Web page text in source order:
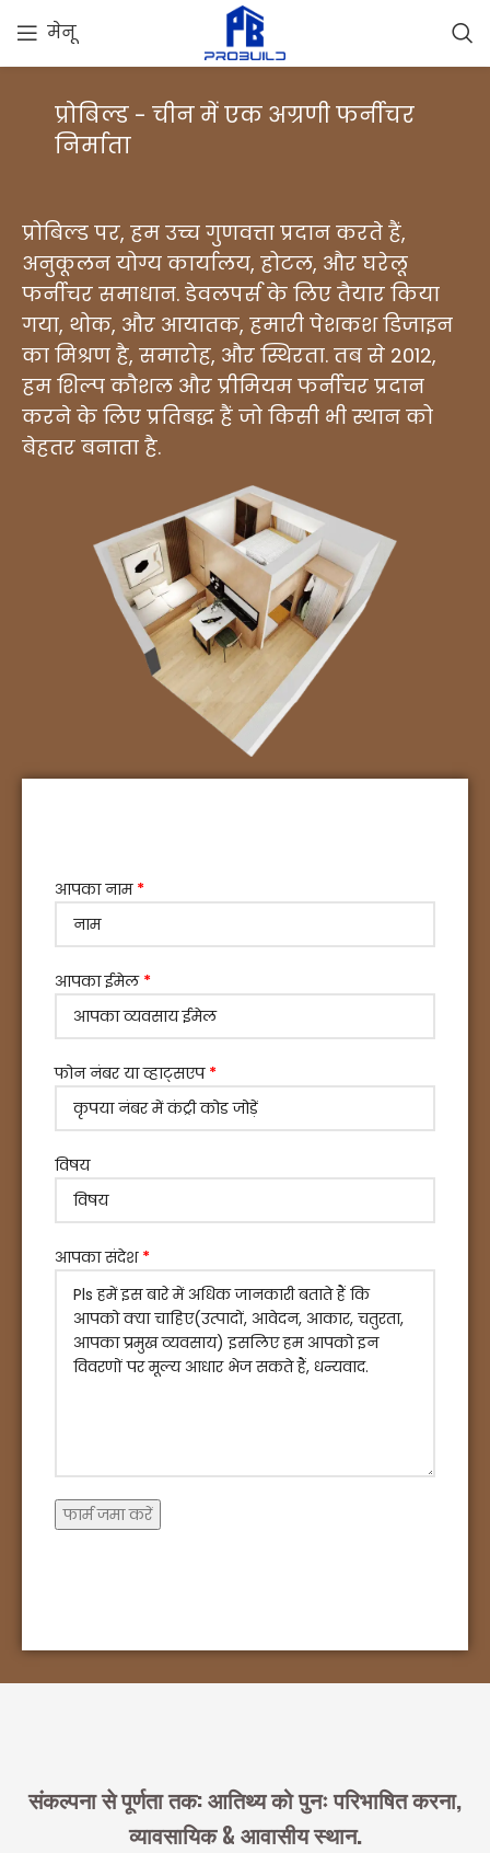
मेनू
प्रोबिल्ड - चीन में एक अग्रणी फर्नीचर
निर्माता
प्रोबिल्ड पर, हम उच्च गुणवत्ता प्रदान करते हैं,
अनुकूलन योग्य कार्यालय, होटल, और घरेलू
फर्नीचर समाधान. डेवलपर्स के लिए तैयार किया
गया, थोक, और आयातक, हमारी पेशकश डिजाइन
का मिश्रण है, समारोह, और स्थिरता. तब से 2012,
हम शिल्प कौशल और प्रीमियम फर्नीचर प्रदान
करने के लिए प्रतिबद्ध हैं जो किसी भी स्थान को
बेहतर बनाता है.
आपका नाम *
आपका ईमेल *
फोन नंबर या व्हाट्सएप *
विषय
आपका संदेश *
संकल्पना से पूर्णता तक: आतिथ्य को पुनः परिभाषित करना,
व्यावसायिक & आवासीय स्थान.